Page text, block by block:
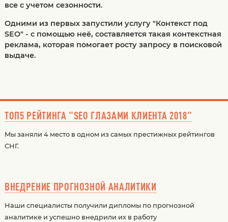
все с учетом сезонности.
Одними из первых запустили услугу "Контекст под
SEO" - с помощью неё, составляется такая контекстная
реклама, которая помогает росту запросу в поисковой
выдаче.
ТОП5 РЕЙТИНГА "SEO ГЛАЗАМИ КЛИЕНТА 2018"
Мы заняли 4 место в одном из самых престижных рейтингов
СНГ.
ВНЕДРЕНИЕ ПРОГНОЗНОЙ АНАЛИТИКИ
Наши специалисты получили дипломы по прогнозной
аналитике и успешно внедрили их в работу